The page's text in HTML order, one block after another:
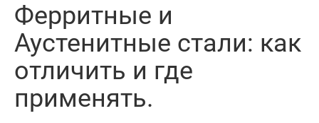
Ферритные и
Аустенитные стали: как
отличить и где
применять.